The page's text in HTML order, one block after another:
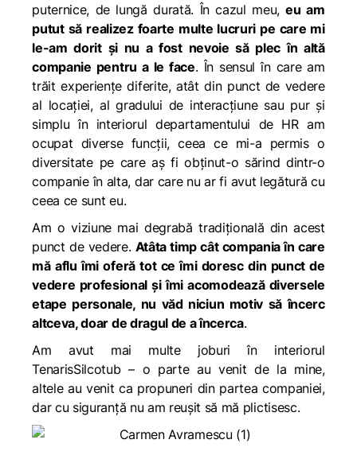
puternice, de lungă durată. În cazul meu,eu am
putut să realizez foarte multe lucruri pe care mi
le-am dorit și nu a fost nevoie să plec în altă
companie pentru a le face. În sensul în care am
trăit experiențe diferite, atât din punct de vedere
al locației, al gradului de interacțiune sau pur și
simplu în interiorul departamentului de HR am
ocupat diverse funcții, ceea ce mi-a permis o
diversitate pe care aș fi obținut-o sărind dintr-o
companie în alta, dar care nu ar fi avut legătură cu
ceea ce sunt eu.
Am o viziune mai degrabă tradițională din acest
punct de vedere. Atâta timp cât compania în care
mă aflu îmi oferă tot ce îmi doresc din punct de
vedere profesional și îmi acomodează diversele
etape personale, nu văd niciun motiv să încerc
altceva, doar de dragul de a încerca.
Am avut mai multe joburi în interiorul
TenarisSilcotub – o parte au venit de la mine,
altele au venit ca propuneri din partea companiei,
dar cu siguranță nu am reușit să mă plictisesc.